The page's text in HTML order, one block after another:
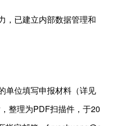
已建立内部数据管理和
位填写申报材料（详见
整理为PDF扫描件，于20